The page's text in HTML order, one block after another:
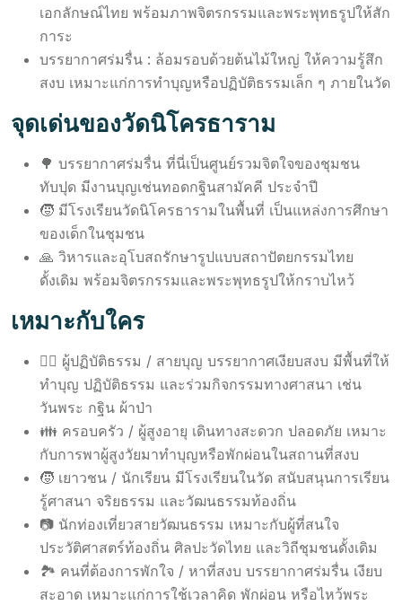
เอกลักษณ์ไทย พร้อมภาพจิตรกรรมและพระพุทธรูปให้สัก
การะ
บรรยากาศร่มรื่น : ล้อมรอบด้วยต้นไม้ใหญ่ ให้ความรู้สึก
สงบ เหมาะแก่การทำบุญหรือปฏิบัติธรรมเล็ก ๆ ภายในวัด
จุดเด่นของวัดนิโครธาราม
🌳 บรรยากาศร่มรื่น ที่นี่เป็นศูนย์รวมจิตใจของชุมชน
ทับปุด มีงานบุญเช่นทอดกฐินสามัคคี ประจำปี
🧒 มีโรงเรียนวัดนิโครธารามในพื้นที่ เป็นแหล่งการศึกษา
ของเด็กในชุมชน
🙏 วิหารและอุโบสถรักษารูปแบบสถาปัตยกรรมไทย
ดั้งเดิม พร้อมจิตรกรรมและพระพุทธรูปให้กราบไหว้
เหมาะกับใคร
🧘‍♀️ ผู้ปฏิบัติธรรม / สายบุญ บรรยากาศเงียบสงบ มีพื้นที่ให้
ทำบุญ ปฏิบัติธรรม และร่วมกิจกรรมทางศาสนา เช่น
วันพระ กฐิน ผ้าป่า
👪 ครอบครัว / ผู้สูงอายุ เดินทางสะดวก ปลอดภัย เหมาะ
กับการพาผู้สูงวัยมาทำบุญหรือพักผ่อนในสถานที่สงบ
🧒 เยาวชน / นักเรียน มีโรงเรียนในวัด สนับสนุนการเรียน
รู้ศาสนา จริยธรรม และวัฒนธรรมท้องถิ่น
📷 นักท่องเที่ยวสายวัฒนธรรม เหมาะกับผู้ที่สนใจ
ประวัติศาสตร์ท้องถิ่น ศิลปะวัดไทย และวิถีชุมชนดั้งเดิม
🏞️ คนที่ต้องการพักใจ / หาที่สงบ บรรยากาศร่มรื่น เงียบ
สะอาด เหมาะแก่การใช้เวลาคิด พักผ่อน หรือไหว้พระ